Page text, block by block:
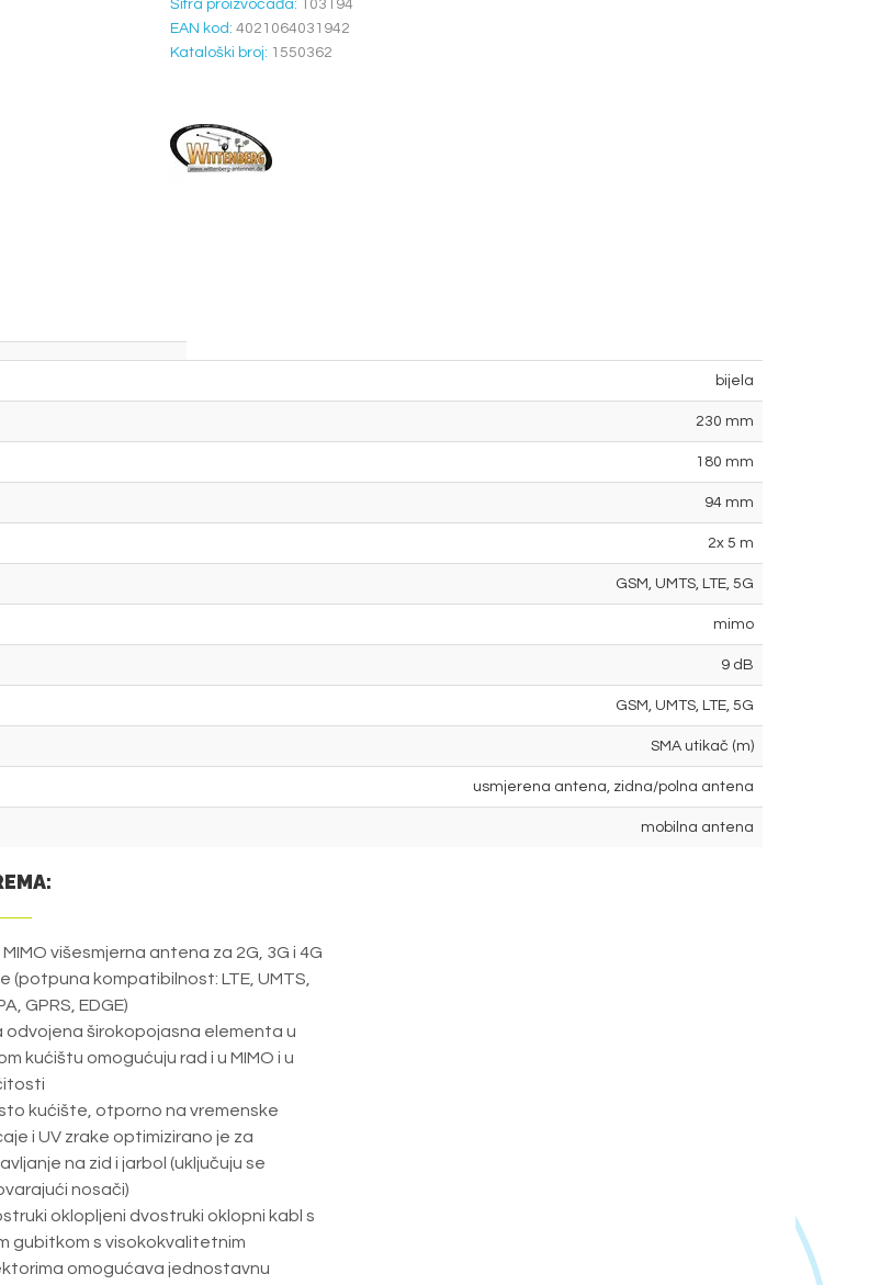
Šifra proizvočađa: 103194
EAN kod: 4021064031942
Kataloški broj: 1550362
bijela
230 mm
180 mm
94 mm
2x 5 m
GSM, UMTS, LTE, 5G
mimo
9 dB
GSM, UMTS, LTE, 5G
SMA utikač (m)
usmjerena antena, zidna/polna antena
mobilna antena
MIMO višesmjerna antena za 2G, 3G i 4G
(potpuna kompatibilnost: LTE, UMTS,
GPRS, EDGE)
odvojena širokopojasna elementa u
kućištu omogućuju rad i u MIMO i u
kućište, otporno na vremenske
i UV zrake optimizirano je za
na zid i jarbol (uključuju se
nosači)
oklopljeni dvostruki oklopni kabl s
gubitkom s visokokvalitetnim
omogućava jednostavnu